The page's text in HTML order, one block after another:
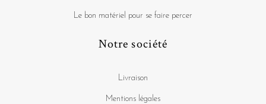
Le bon matériel pour se faire percer
Notre société
Livraison
Mentions légales